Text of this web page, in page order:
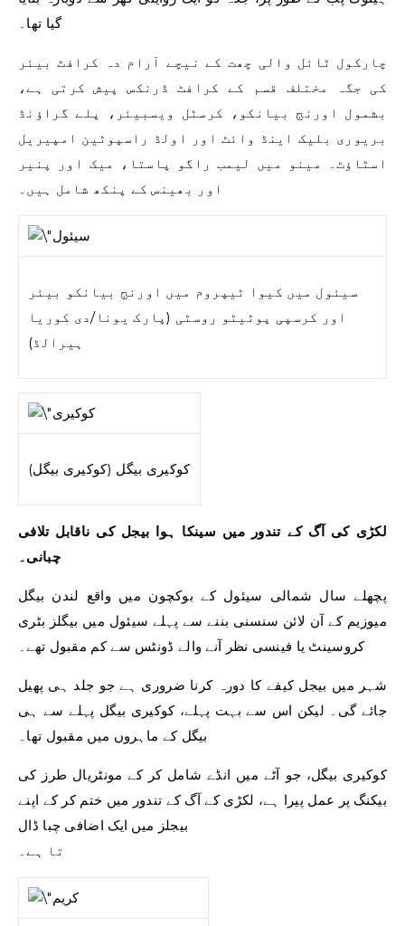
گیا تھا۔
چارکول ٹائل والی چھت کے نیچے آرام دہ کرافٹ بیئر
کی جگہ مختلف قسم کے کرافٹ ڈرنکس پیش کرتی ہے،
بشمول اورنج بیانکو، کرسٹل ویسبیئر، پلے گراؤنڈ
بریوری بلیک اینڈ وائٹ اور اولڈ راسپوٹین امپیریل
اسٹاؤٹ۔ مینو میں لیمب راگو پاستا، میک اور پنیر
اور بھینس کے پنکھ شامل ہیں۔
سیئول میں کیوا ٹیپروم میں اورنج بیانکو بیئر
اور کرسپی پوٹیٹو روسٹی (پارک یونا/دی کوریا
ہیرالڈ)
کوکیری بیگل (کوکیری بیگل)
لکڑی کی آگ کے تندور میں سینکا ہوا بیجل کی ناقابل تلافی
چبانی۔
پچھلے سال شمالی سیئول کے بوکچون میں واقع لندن بیگل
میوزیم کے آن لائن سنسنی بننے سے پہلے سیئول میں بیگلز بٹری
کروسینٹ یا فینسی نظر آنے والے ڈونٹس سے کم مقبول تھے۔
شہر میں بیجل کیفے کا دورہ کرنا ضروری ہے جو جلد ہی پھیل
جائے گی۔ لیکن اس سے بہت پہلے، کوکیری بیگل پہلے سے ہی
بیگل کے ماہروں میں مقبول تھا۔
کوکیری بیگل، جو آٹے میں انڈے شامل کر کے مونٹریال طرز کی
بیکنگ پر عمل پیرا ہے، لکڑی کے آگ کے تندور میں ختم کر کے اپنے
بیجلز میں ایک اضافی چبا ڈال
تا ہے۔